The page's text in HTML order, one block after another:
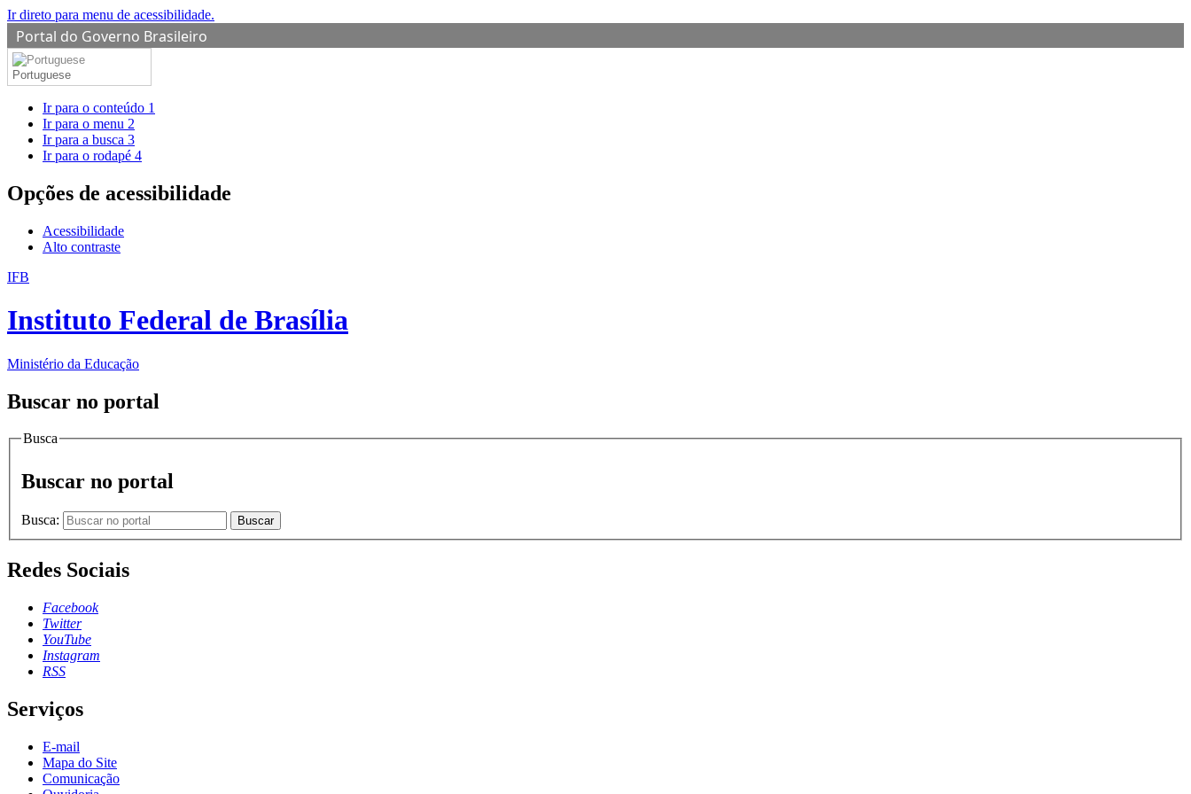
Ir direto para menu de acessibilidade.
Portal do Governo Brasileiro
Portuguese
Ir para o conteúdo 1
Ir para o menu 2
Ir para a busca 3
Ir para o rodapé 4
Opções de acessibilidade
Acessibilidade
Alto contraste
IFB
Instituto Federal de Brasília
Ministério da Educação
Buscar no portal
Busca
Buscar no portal
Busca: Buscar
Redes Sociais
Facebook
Twitter
YouTube
Instagram
RSS
Serviços
E-mail
Mapa do Site
Comunicação